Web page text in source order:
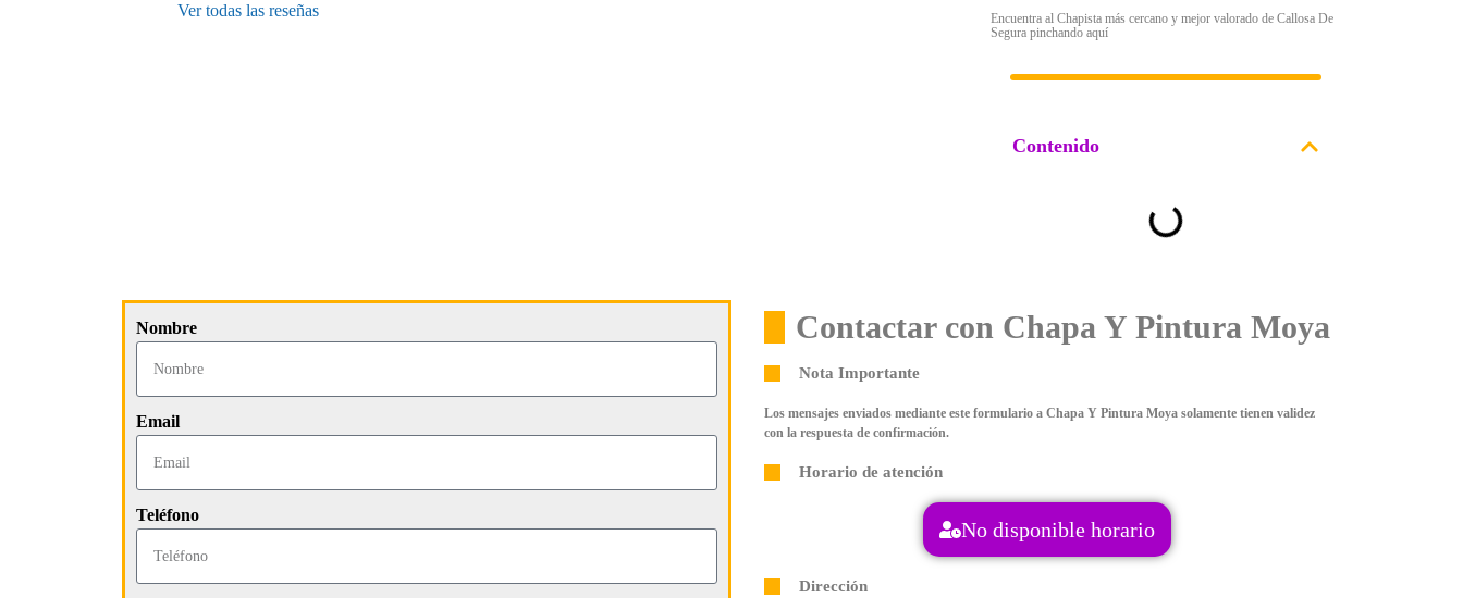
Ver todas las reseñas
Encuentra al Chapista más cercano y mejor valorado de Callosa De
Segura pinchando aquí
Contenido
Nombre
Email
Teléfono
Contactar con Chapa Y Pintura Moya
Nota Importante
Los mensajes enviados mediante este formulario a Chapa Y Pintura Moya solamente tienen validez
con la respuesta de confirmación.
Horario de atención
No disponible horario
Dirección